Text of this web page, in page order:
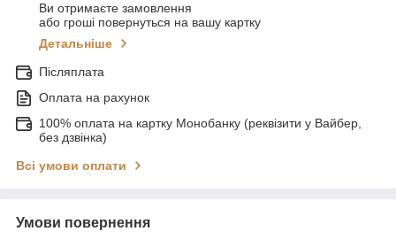
Ви отримаєте замовлення
або гроші повернуться на вашу картку
Детальніше
Післяплата
Оплата на рахунок
100% оплата на картку Монобанку (реквізити у Вайбер,
без дзвінка)
Всі умови оплати
Умови повернення